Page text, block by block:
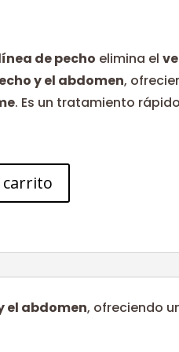
de pecho elimina el
y el abdomen,
. Es un tratamiento
carrito
el abdomen, ofreciendo